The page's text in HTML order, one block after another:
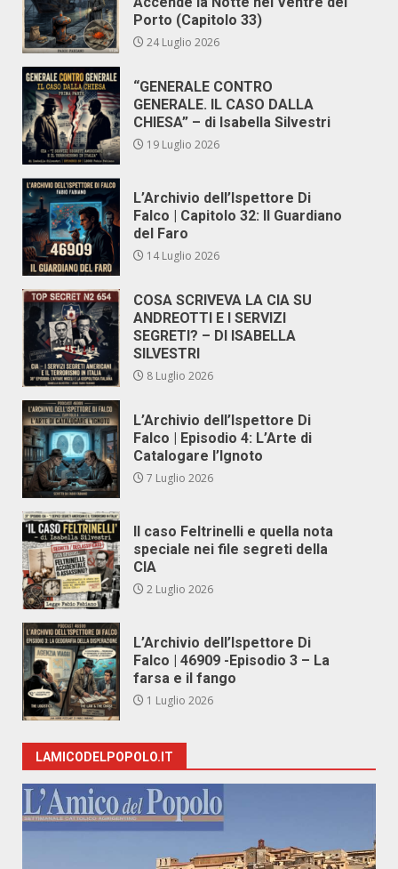
Porto (Capitolo 33)
24 Luglio 2026
“GENERALE CONTRO
GENERALE. IL CASO DALLA
CHIESA” – di Isabella Silvestri
19 Luglio 2026
L’Archivio dell’Ispettore Di
Falco | Capitolo 32: Il Guardiano
del Faro
14 Luglio 2026
COSA SCRIVEVA LA CIA SU
ANDREOTTI E I SERVIZI
SEGRETI? – DI ISABELLA
SILVESTRI
8 Luglio 2026
L’Archivio dell’Ispettore Di
Falco | Episodio 4: L’Arte di
Catalogare l’Ignoto
7 Luglio 2026
Il caso Feltrinelli e quella nota
speciale nei file segreti della
CIA
2 Luglio 2026
L’Archivio dell’Ispettore Di
Falco | 46909 -Episodio 3 – La
farsa e il fango
1 Luglio 2026
LAMICODELPOPOLO.IT